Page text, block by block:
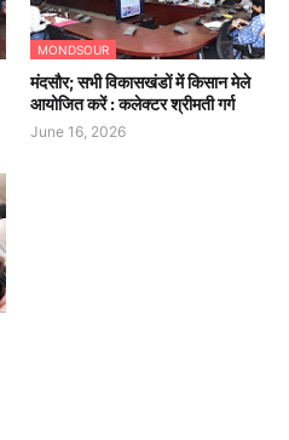
MONDSOUR
मंदसौर; सभी विकासखंडों में किसान मेले
आयोजित करें : कलेक्टर श्रीमती गर्ग
June 16, 2026